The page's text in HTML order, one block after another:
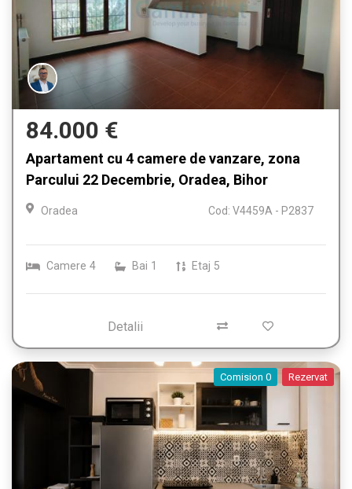
84.000 €
Apartament cu 4 camere de vanzare, zona
Parcului 22 Decembrie, Oradea, Bihor
Oradea Cod: V4459A - P2837
Camere 4 Bai 1 Etaj 5
Detalii
Comision 0 Rezervat